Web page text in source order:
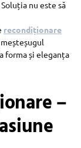
nu este să
recondiționare
forma și eleganța
–